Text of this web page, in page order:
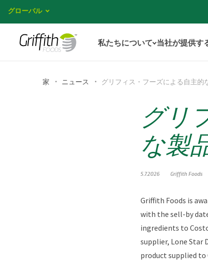
グローバル
私たちについて 当社が提供す
家 ニュース グリフィス・フーズによる自主的
グリ
な製
5.7.2026 Griffith Foods
Griffith Foods is
with the sell-by
ingredients to
supplier, Lone Star
product supplied to